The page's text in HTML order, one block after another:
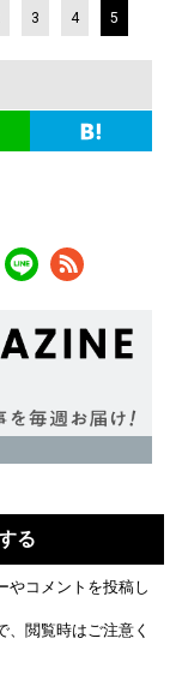
3 4 5
る
やコメントを投稿し
、閲覧時はご注意く